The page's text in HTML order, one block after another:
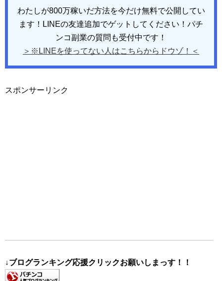
わたしが800万稼いだ方法を今だけ無料で公開してい
ます！LINEの友達追加でゲットしてください！パチ
ンコ副業の質問も受付中です！
＞※LINEを使ってない人はこちらからドウゾ！＜
スポンサーリンク
↓ブログランキング応援クリックお願いしまっす！！